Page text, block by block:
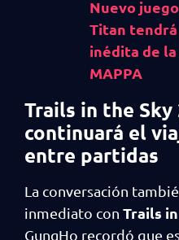
Nuevo
Titan
inédita de la
MAPPA
Trails in the
continuará el
entre partidas
La conversación
inmediato con Trails
GungHo recordó que